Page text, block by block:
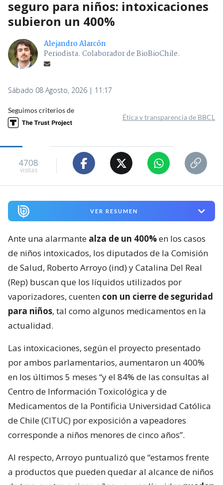
seguro para niños: intoxicaciones
subieron un 400%
Alejandro Alarcón
Periodista. Colaborador de BioBioChile.
Sábado 08 Agosto, 2026 | 11:17
Seguimos criterios de
Ética y transparencia de BBCL
4708
visitas
VER RESUMEN
Ante una alarmante alza de un 400%en los casos
de niños intoxicados, los diputados de la Comisión
de Salud, Roberto Arroyo (ind) y Catalina Del Real
(Rep) buscan que los líquidos utilizados por
vaporizadores, cuenten con un cierre de seguridad
para niños, tal como algunos medicamentos en la
actualidad.
Las intoxicaciones, según el proyecto presentado
por ambos parlamentarios, aumentaron un 400%
en los últimos 5 meses “y el 84% de las consultas al
Centro de Información Toxicológica y de
Medicamentos de la Pontificia Universidad Católica
de Chile (CITUC) por exposición a vapeadores
corresponde a niños menores de cinco años”.
Al respecto, Arroyo puntualizó que “estamos frente
a productos que pueden quedar al alcance de niños